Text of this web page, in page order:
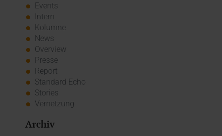
Events
Intern
Kolumne
News
Overview
Presse
Report
Standard Echo
Stories
Vernetzung
Archiv